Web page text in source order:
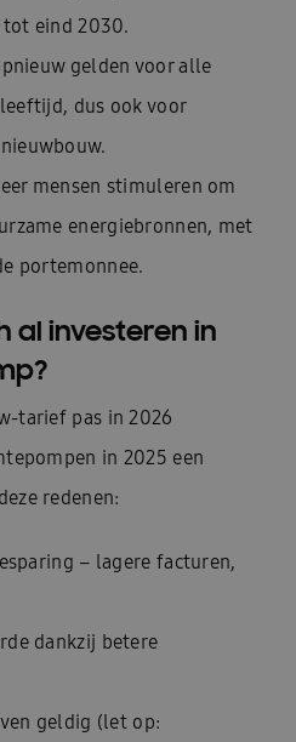
eind 2030.
gelden voor alle
dus ook voor
mensen stimuleren om
energiebronnen, met
portemonnee.
al investeren in
tarief pas in 2026
in 2025 een
redenen:
– lagere facturen,
dankzij betere
geldig (let op: